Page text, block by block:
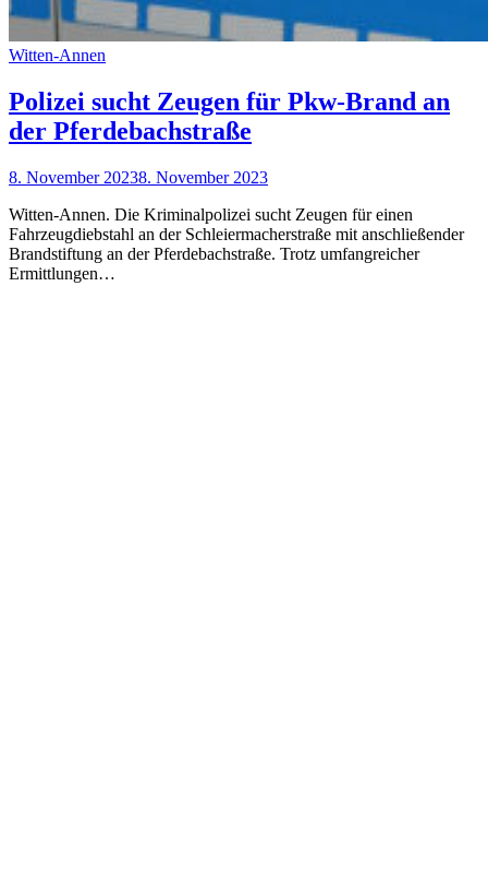
Witten-Annen
Polizei sucht Zeugen für Pkw-Brand an
der Pferdebachstraße
8. November 20238. November 2023
Witten-Annen. Die Kriminalpolizei sucht Zeugen für einen
Fahrzeugdiebstahl an der Schleiermacherstraße mit anschließender
Brandstiftung an der Pferdebachstraße. Trotz umfangreicher
Ermittlungen…